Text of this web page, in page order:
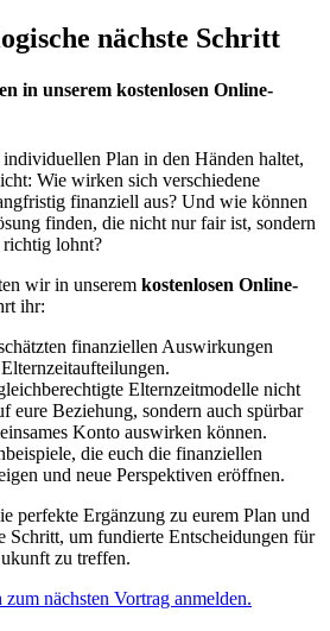
nächste Schritt
in unserem kostenlosen Online-
Plan in den Händen haltet,
Wie wirken sich verschiedene
finanziell aus? Und wie können
finden, die nicht nur fair ist, sondern
lohnt?
wir in unserem kostenlosen Online-
ihr:
finanziellen Auswirkungen
Elternzeitmodelle nicht
eure Beziehung, sondern auch spürbar
Konto auswirken können.
die euch die finanziellen
und neue Perspektiven eröffnen.
perfekte Ergänzung zu eurem Plan und
Schritt, um fundierte Entscheidungen für
zu treffen.
nächsten Vortrag anmelden.